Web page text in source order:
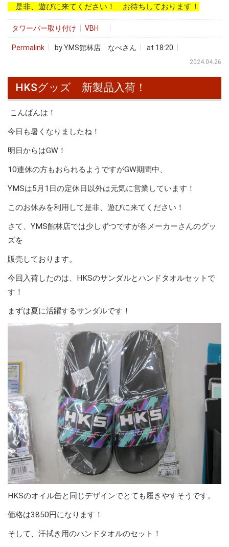
是非、遊びに来てください！ お待ちしております！
タワーバー取り付け VBH
Permalink by YMS館林店 なべさん at 18:20
2024.04.26
HKSグッズ 新製品入荷！
こんばんは！
今日も暑くなりましたね！
明日からはGW！
10連休の方もおられるようですがGW期間中、
YMSは5月1日の定休日以外は元気に営業しています！
このお休みを利用して是非、遊びに来てください！
さて、YMS館林店では少しずつですが各メーカーさんのグッ
ズを
販売しております。
今回入荷したのは、HKSのサンダルとハンドタオルセットで
す！
まずは夏に活躍するサンダルです！
HKSのオイル缶と同じデザインでとても履きやすそうです。
価格は3850円になります！
そして、汗拭き用のハンドタオルのセット！